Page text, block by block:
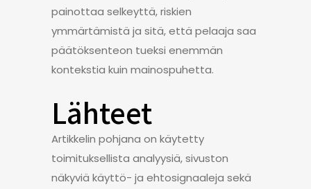
painottaa selkeyttä, riskien
ymmärtämistä ja sitä, että pelaaja saa
päätöksenteon tueksi enemmän
kontekstia kuin mainospuhetta.
Lähteet
Artikkelin pohjana on käytetty
toimituksellista analyysiä, sivuston
näkyviä käyttö- ja ehtosignaaleja sekä